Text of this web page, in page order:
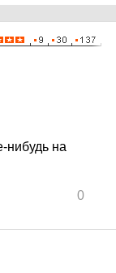
нибудь на
0